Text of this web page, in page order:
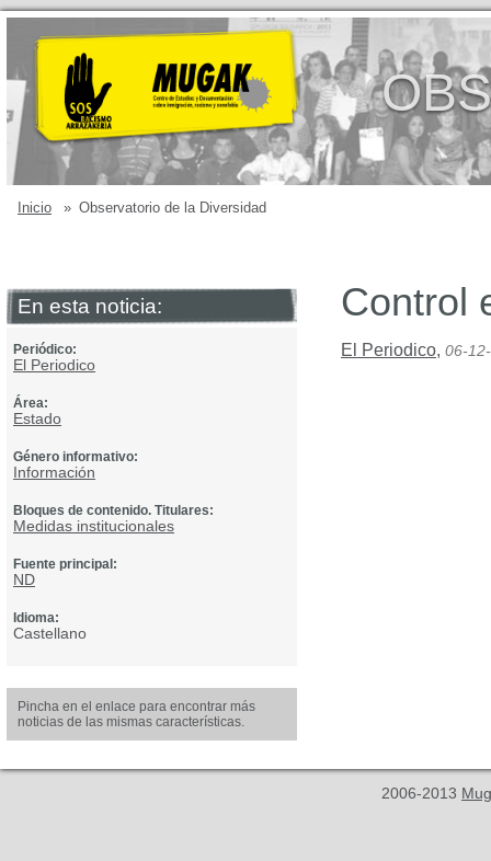
Inicio » Observatorio de la Diversidad
En esta noticia:
Periódico:
El Periodico
Área:
Estado
Género informativo:
Información
Bloques de contenido. Titulares:
Medidas institucionales
Fuente principal:
ND
Idioma:
Castellano
Pincha en el enlace para encontrar más
noticias de las mismas características.
Control
El Periodico, 06-
2006-2013